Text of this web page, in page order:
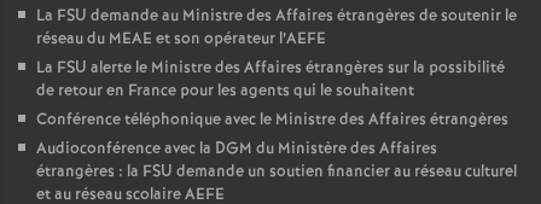
La FSU demande au Ministre des Affaires étrangères de soutenir le
réseau du MEAE et son opérateur l’AEFE
La FSU alerte le Ministre des Affaires étrangères sur la possibilité
de retour en France pour les agents qui le souhaitent
Conférence téléphonique avec le Ministre des Affaires étrangères
Audioconférence avec la DGM du Ministère des Affaires
étrangères : la FSU demande un soutien financier au réseau culturel
et au réseau scolaire AEFE